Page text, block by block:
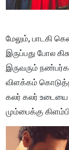
மேலும், பாடகி
இருப்பது போல
இருவரும்
விளக்கம்
கலர் கலர்
மும்பைக்கு